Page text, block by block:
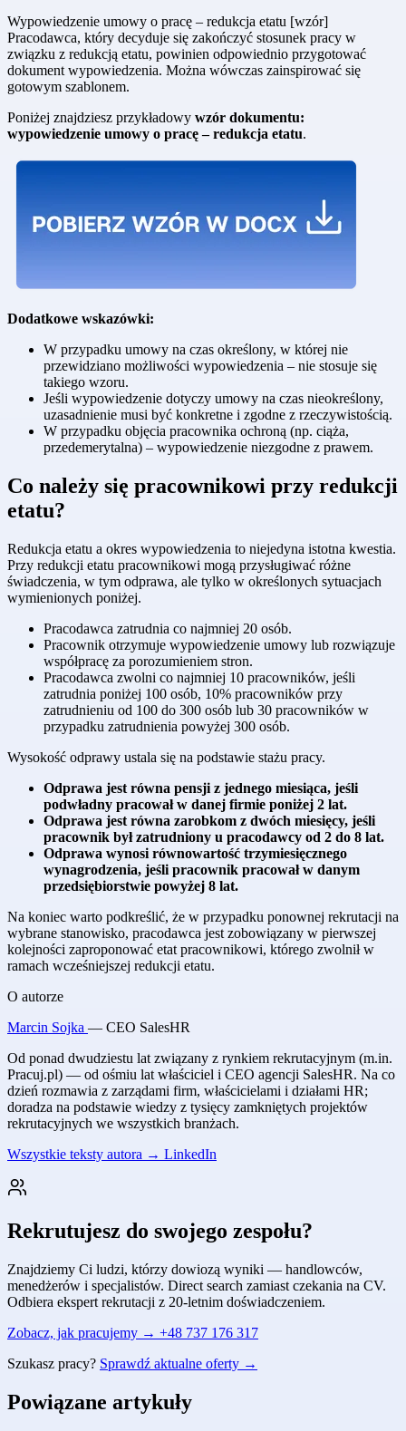
Wypowiedzenie umowy o pracę – redukcja etatu [wzór]
Pracodawca, który decyduje się zakończyć stosunek pracy w
związku z redukcją etatu, powinien odpowiednio przygotować
dokument wypowiedzenia. Można wówczas zainspirować się
gotowym szablonem.
Poniżej znajdziesz przykładowy wzór dokumentu:
wypowiedzenie umowy o pracę – redukcja etatu.
Dodatkowe wskazówki:
W przypadku umowy na czas określony, w której nie
przewidziano możliwości wypowiedzenia – nie stosuje się
takiego wzoru.
Jeśli wypowiedzenie dotyczy umowy na czas nieokreślony,
uzasadnienie musi być konkretne i zgodne z rzeczywistością.
W przypadku objęcia pracownika ochroną (np. ciąża,
przedemerytalna) – wypowiedzenie niezgodne z prawem.
Co należy się pracownikowi przy redukcji
etatu?
Redukcja etatu a okres wypowiedzenia to niejedyna istotna kwestia.
Przy redukcji etatu pracownikowi mogą przysługiwać różne
świadczenia, w tym odprawa, ale tylko w określonych sytuacjach
wymienionych poniżej.
Pracodawca zatrudnia co najmniej 20 osób.
Pracownik otrzymuje wypowiedzenie umowy lub rozwiązuje
współpracę za porozumieniem stron.
Pracodawca zwolni co najmniej 10 pracowników, jeśli
zatrudnia poniżej 100 osób, 10% pracowników przy
zatrudnieniu od 100 do 300 osób lub 30 pracowników w
przypadku zatrudnienia powyżej 300 osób.
Wysokość odprawy ustala się na podstawie stażu pracy.
Odprawa jest równa pensji z jednego miesiąca, jeśli
podwładny pracował w danej firmie poniżej 2 lat.
Odprawa jest równa zarobkom z dwóch miesięcy, jeśli
pracownik był zatrudniony u pracodawcy od 2 do 8 lat.
Odprawa wynosi równowartość trzymiesięcznego
wynagrodzenia, jeśli pracownik pracował w danym
przedsiębiorstwie powyżej 8 lat.
Na koniec warto podkreślić, że w przypadku ponownej rekrutacji na
wybrane stanowisko, pracodawca jest zobowiązany w pierwszej
kolejności zaproponować etat pracownikowi, którego zwolnił w
ramach wcześniejszej redukcji etatu.
O autorze
Marcin Sojka — CEO SalesHR
Od ponad dwudziestu lat związany z rynkiem rekrutacyjnym (m.in.
Pracuj.pl) — od ośmiu lat właściciel i CEO agencji SalesHR. Na co
dzień rozmawia z zarządami firm, właścicielami i działami HR;
doradza na podstawie wiedzy z tysięcy zamkniętych projektów
rekrutacyjnych we wszystkich branżach.
Wszystkie teksty autora → LinkedIn
Rekrutujesz do swojego zespołu?
Znajdziemy Ci ludzi, którzy dowiozą wyniki — handlowców,
menedżerów i specjalistów. Direct search zamiast czekania na CV.
Odbiera ekspert rekrutacji z 20-letnim doświadczeniem.
Zobacz, jak pracujemy → +48 737 176 317
Szukasz pracy? Sprawdź aktualne oferty →
Powiązane artykuły